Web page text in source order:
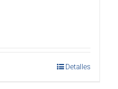
Detalles